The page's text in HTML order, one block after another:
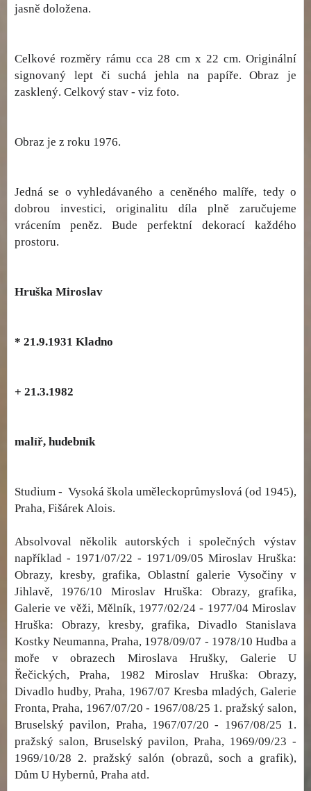
jasně doložena.
Celkové rozměry rámu cca 28 cm x 22 cm. Originální
signovaný lept či suchá jehla na papíře. Obraz je
zasklený. Celkový stav - viz foto.
Obraz je z roku 1976.
Jedná se o vyhledávaného a ceněného malíře, tedy o
dobrou investici, originalitu díla plně zaručujeme
vrácením peněz. Bude perfektní dekorací každého
prostoru.
Hruška Miroslav
* 21.9.1931 Kladno
+ 21.3.1982
malíř, hudebník
Studium - Vysoká škola uměleckoprůmyslová (od 1945),
Praha, Fišárek Alois.
Absolvoval několik autorských i společných výstav
například - 1971/07/22 - 1971/09/05 Miroslav Hruška:
Obrazy, kresby, grafika, Oblastní galerie Vysočiny v
Jihlavě, 1976/10 Miroslav Hruška: Obrazy, grafika,
Galerie ve věži, Mělník, 1977/02/24 - 1977/04 Miroslav
Hruška: Obrazy, kresby, grafika, Divadlo Stanislava
Kostky Neumanna, Praha, 1978/09/07 - 1978/10 Hudba a
moře v obrazech Miroslava Hrušky, Galerie U
Řečických, Praha, 1982 Miroslav Hruška: Obrazy,
Divadlo hudby, Praha, 1967/07 Kresba mladých, Galerie
Fronta, Praha, 1967/07/20 - 1967/08/25 1. pražský salon,
Bruselský pavilon, Praha, 1967/07/20 - 1967/08/25 1.
pražský salon, Bruselský pavilon, Praha, 1969/09/23 -
1969/10/28 2. pražský salón (obrazů, soch a grafik),
Dům U Hybernů, Praha atd.